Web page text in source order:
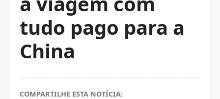
tudo pago para a
China
COMPARTILHE ESTA NOTÍCIA: